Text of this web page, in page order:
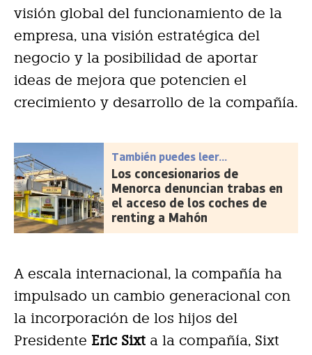
visión global del funcionamiento de la
empresa, una visión estratégica del
negocio y la posibilidad de aportar
ideas de mejora que potencien el
crecimiento y desarrollo de la compañía.
También puedes leer...
Los concesionarios de
Menorca denuncian trabas en
el acceso de los coches de
renting a Mahón
A escala internacional, la compañía ha
impulsado un cambio generacional con
la incorporación de los hijos del
Presidente Eric Sixt a la compañía, Sixt